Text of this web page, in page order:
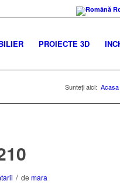
PROIECTE 3D
Sunteți aici: Acasa
/ demara